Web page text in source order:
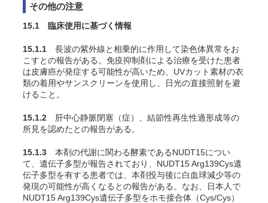
その他の注意
15.1 臨床使用に基づく情報
15.1.1 長波の紫外線と相乗的に作用して染色体異常をお
こすとの報告がある 。免疫抑制剤による治療を受けた患者
は皮膚癌が発症する可能性が高いため、UVカット素材の衣
類の着用やサンスクリーンを使用し、日光の直接照射を避
けること 。
15.1.2 肝中心静脈閉塞（症）、結節性再生性過形成等の
所見を認めたとの報告がある 。
15.1.3 本剤の代謝に関わる酵素であるNUDT15につい
て、遺伝子多型が報告されており、NUDT15 Arg139Cys遺
伝子多型を有する患者では、本剤投与後に白血球減少等の
発現の可能性が高くなるとの報告がある 。なお、日本人で
NUDT15 Arg139Cys遺伝子多型をホモ接合体（Cys/Cys）